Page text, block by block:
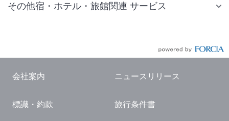
その他宿・ホテル・旅館関連 サービス
国内観光ガイド
会社案内 ニュースリリース
標識・約款 旅行条件書